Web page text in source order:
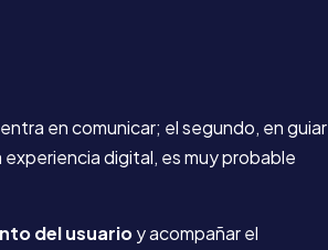
en comunicar; el segundo, en guiar
digital, es muy probable
del usuarioy acompañar el